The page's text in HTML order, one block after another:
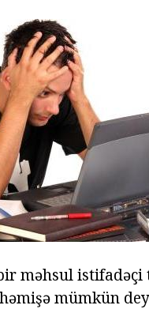
məhsul
mümkün